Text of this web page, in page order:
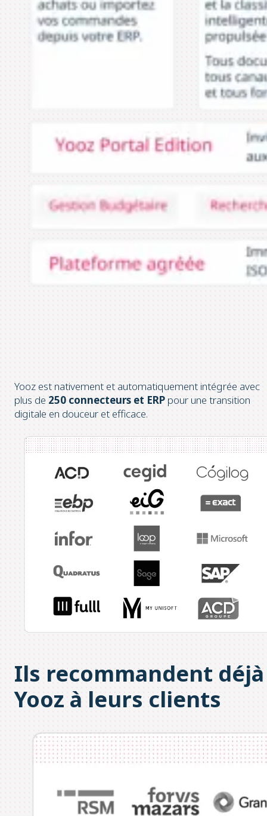
Yooz est nativement et automatiquement intégrée avec
plus de 250 connecteurs et ERP pour une transition
digitale en douceur et efficace.
Ils recommandent déjà
Yooz à leurs clients